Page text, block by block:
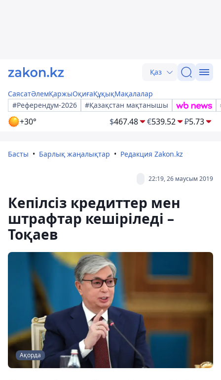
Қаз
СаясатӘлемҚаржыОқиғаҚұқықМақалалар
#Референдум-2026
#Қазақстан мақтанышы
+30° $467.48 €539.52 ₽5.73
Басты Барлық жаңалықтар Редакция Zakon.kz
22:19, 26 маусым 2019
Кепілсіз кредиттер мен
штрафтар кешіріледі –
Тоқаев
Ақорда